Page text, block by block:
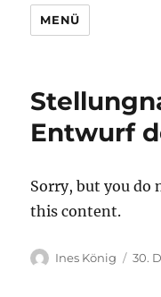
MENÜ
Entwurf
Sorry, but you do
this content.
Autor
Ines König 30.